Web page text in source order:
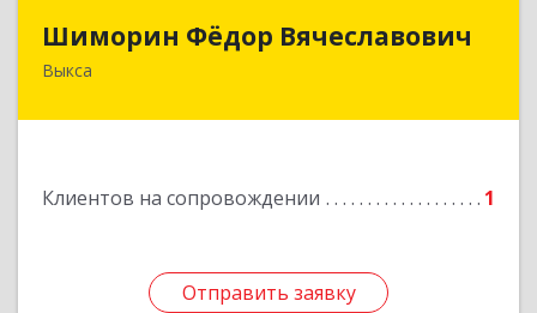
Шиморин Фёдор Вячеславович
Выкса
Клиентов на сопровождении 1
Отправить заявку
Шиморин Фёдор Вячеславович
Отправить заявку